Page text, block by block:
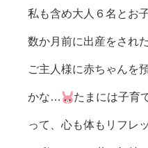
私も含め大人６名とお
数か月前に出産をされ
ご主人様に赤ちゃんを
かな… たまには子育
って、心も体もリフレ